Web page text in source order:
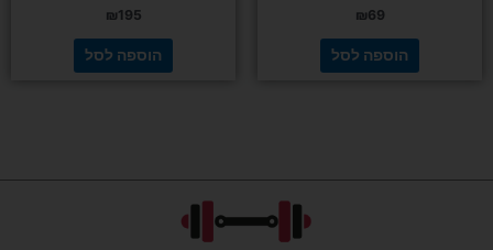
₪69
הוספה לסל
₪195
הוספה לסל